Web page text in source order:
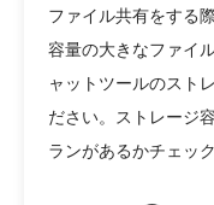
ファイル共有をする
容量の大きなファイ
ャットツールのスト
ださい。ストレージ
ランがあるかチェッ